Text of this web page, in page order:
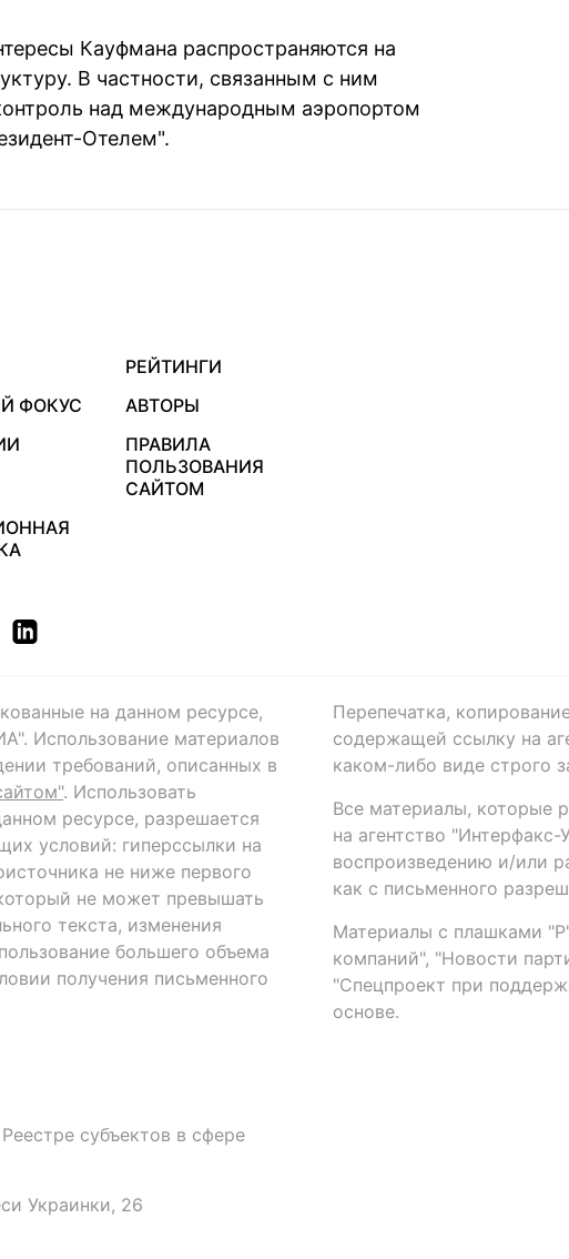
Кауфмана распространяются на
В частности, связанным с ним
над международным аэропортом
Отелем".
РЕЙТИНГИ
ФОКУС
АВТОРЫ
ПРАВИЛА
ПОЛЬЗОВАНИЯ
САЙТОМ
на данном ресурсе,
Использование материалов
требований, описанных в
. Использовать
ресурсе, разрешается
условий: гиперссылки на
не ниже первого
не может превышать
текста, изменения
большего объема
получения письменного
субъектов в сфере
Украинки, 26
Перепечатка,
содержащей ссылку на
каком-либо виде строго
Все материалы, которые
на агентство
воспроизведению и/или
как с письменного
Материалы с плашками
компаний", "Новости
"Спецпроект при
основе.